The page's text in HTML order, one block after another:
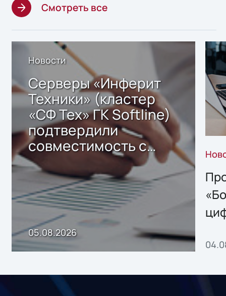
Смотреть все
Новости
Серверы «Инферит
Техники» (кластер
«СФ Тех» ГК Softline)
подтвердили
совместимость с
решением Sharx
Storage 2.x для
хранения данных
05.08.2026